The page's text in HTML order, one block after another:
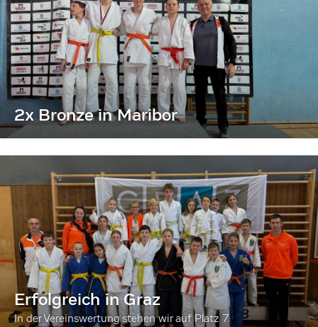
2x Bronze in Maribor
Erfolgreich in Graz
In der Vereinswertung stehen wir auf Platz 7